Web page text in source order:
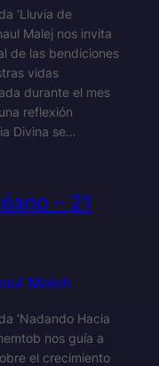
‘Lluvia de
Malej nos invita
de las bendiciones
vidas
durante el mes
reflexión
Divina se…
– 21
Maleh
‘Nadando Hacia
nos guía a
el crecimiento